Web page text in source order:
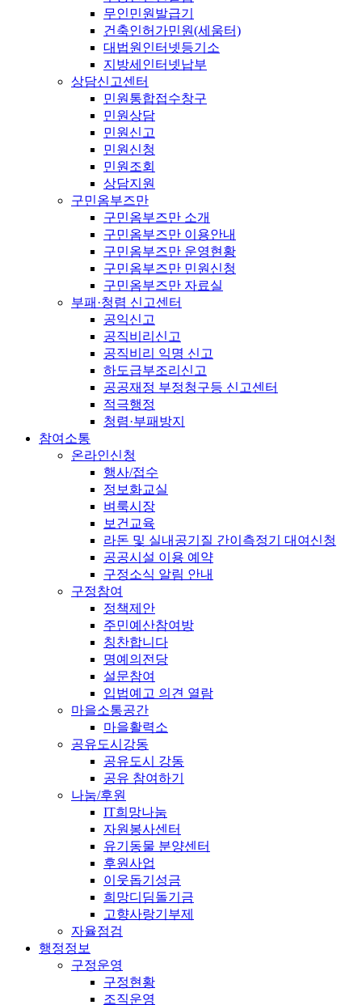
무인민원발급기
건축인허가민원(세움터)
대법원인터넷등기소
지방세인터넷납부
상담신고센터
민원통합접수창구
민원상담
민원신고
민원신청
민원조회
상담지원
구민옴부즈만
구민옴부즈만 소개
구민옴부즈만 이용안내
구민옴부즈만 운영현황
구민옴부즈만 민원신청
구민옴부즈만 자료실
부패·청렴 신고센터
공익신고
공직비리신고
공직비리 익명 신고
하도급부조리신고
공공재정 부정청구등 신고센터
적극행정
청렴·부패방지
참여소통
온라인신청
행사/접수
정보화교실
벼룩시장
보건교육
라돈 및 실내공기질 간이측정기 대여신청
공공시설 이용 예약
구정소식 알림 안내
구정참여
정책제안
주민예산참여방
칭찬합니다
명예의전당
설문참여
입법예고 의견 열람
마을소통공간
마을활력소
공유도시강동
공유도시 강동
공유 참여하기
나눔/후원
IT희망나눔
자원봉사센터
유기동물 분양센터
후원사업
이웃돕기성금
희망디딤돌기금
고향사랑기부제
자율점검
행정정보
구정운영
구정현황
조직운영